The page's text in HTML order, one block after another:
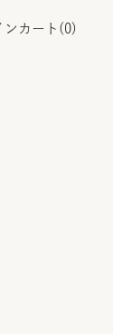
ン カート( 0)